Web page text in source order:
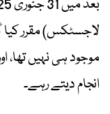
لاجسٹکس) مقرر کیا
موجود ہی نہیں
انجام دیتے رہے۔